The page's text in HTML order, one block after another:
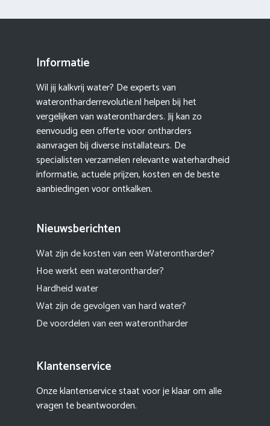
Informatie
Wil jij kalkvrij water? De experts van
waterontharderrevolutie.nl helpen bij het
vergelijken van waterontharders. Jij kan zo
eenvoudig een offerte voor ontharders
aanvragen bij diverse installateurs. De
specialisten verzamelen relevante waterhardheid
informatie, actuele prijzen, kosten en de beste
aanbiedingen voor ontkalken.
Nieuwsberichten
Wat zijn de kosten van een Waterontharder?
Hoe werkt een waterontharder?
Hardheid water
Wat zijn de gevolgen van hard water?
De voordelen van een waterontharder
Klantenservice
Onze klantenservice staat voor je klaar om alle
vragen te beantwoorden.